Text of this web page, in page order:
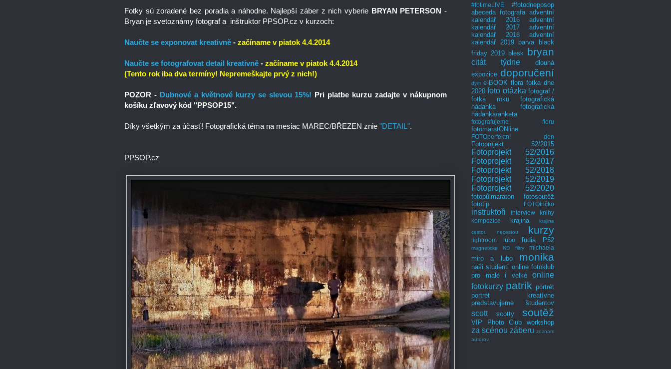
Fotky sú zoradené bez poradia a náhodne. Najlepší záber z nich vyberie BRYAN PETERSON -
Bryan je svetoznámy fotograf a inštruktor PPSOP.cz v kurzoch:
Naučte se exponovat kreativně - začíname v piatok 4.4.2014
Naučte se fotografovat detail kreativně - začíname v piatok 4.4.2014
(Tento rok iba dva termíny! Nepremeškajte prvý z nich!)
POZOR - Dubnové a květnové kurzy se slevou 15%! Pri platbe kurzu zadajte v nákupnom
košíku zľavový kód "PPSOP15".
Díky všetkým za účasť! Fotografická téma na mesiac MAREC/BŘEZEN znie "DETAIL".
PPSOP.cz
#fotimeLIVE
#fotodneppsop
abeceda fotografa adventní
kalendář 2016
adventní
kalendář 2017
adventní
kalendář 2018
adventní
kalendář 2019
barva
black
friday 2019 blesk bryan
citát týdne
dlouhá
expozice doporučení
dym e-BOOK flora fotka dne
2020 foto otázka fotograf /
fotka roku
fotografická
hádanka
fotografická
hádanka/anketa
fotografujeme floru
fotomaratONline
FOTOperfektní den
Fotoprojekt 52/2015
Fotoprojekt 52/2016
Fotoprojekt 52/2017
Fotoprojekt 52/2018
Fotoprojekt 52/2019
Fotoprojekt 52/2020
fotopůlmaraton
fotosoutěž
fototip
FOTOtričko
instruktoři interview
knihy
kompozice
krajina
krajina
cestou necestou
kurzy
lightroom lubo ľudia P52
magneticke ND filtry michaela
miro a lubo monika
naši studenti online fotoklub
pro malé i velké
online
fotokurzy patrik portrét
portrét kreatívne
predstavujeme študentov
scott scotty soutěž
VIP Photo Club workshop
za scénou záberu zoznam
autorov